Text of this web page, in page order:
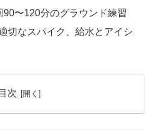
90〜120分のグラウンド練習
切なスパイク、給水とアイシ
目次